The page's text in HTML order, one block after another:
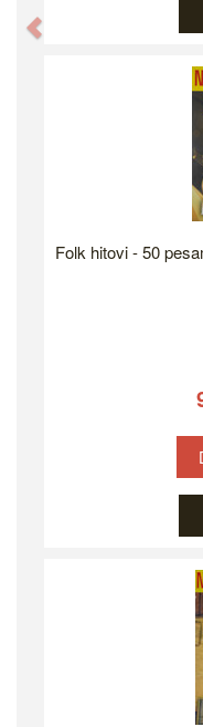
Folk hitovi - 50